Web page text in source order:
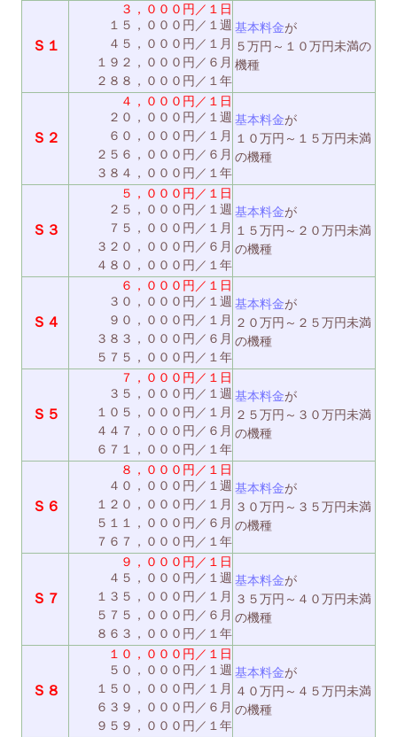
Ｓ１
３，０００円／１日
１５，０００円／１週
４５，０００円／１月
１９２，０００円／６月
２８８，０００円／１年
基本料金が
５万円～１０万円未満の
機種
Ｓ２
４，０００円／１日
２０，０００円／１週
６０，０００円／１月
２５６，０００円／６月
３８４，０００円／１年
基本料金が
１０万円～１５万円未満
の機種
Ｓ３
５，０００円／１日
２５，０００円／１週
７５，０００円／１月
３２０，０００円／６月
４８０，０００円／１年
基本料金が
１５万円～２０万円未満
の機種
Ｓ４
６，０００円／１日
３０，０００円／１週
９０，０００円／１月
３８３，０００円／６月
５７５，０００円／１年
基本料金が
２０万円～２５万円未満
の機種
Ｓ５
７，０００円／１日
３５，０００円／１週
１０５，０００円／１月
４４７，０００円／６月
６７１，０００円／１年
基本料金が
２５万円～３０万円未満
の機種
Ｓ６
８，０００円／１日
４０，０００円／１週
１２０，０００円／１月
５１１，０００円／６月
７６７，０００円／１年
基本料金が
３０万円～３５万円未満
の機種
Ｓ７
９，０００円／１日
４５，０００円／１週
１３５，０００円／１月
５７５，０００円／６月
８６３，０００円／１年
基本料金が
３５万円～４０万円未満
の機種
Ｓ８
１０，０００円／１日
５０，０００円／１週
１５０，０００円／１月
６３９，０００円／６月
９５９，０００円／１年
基本料金が
４０万円～４５万円未満
の機種